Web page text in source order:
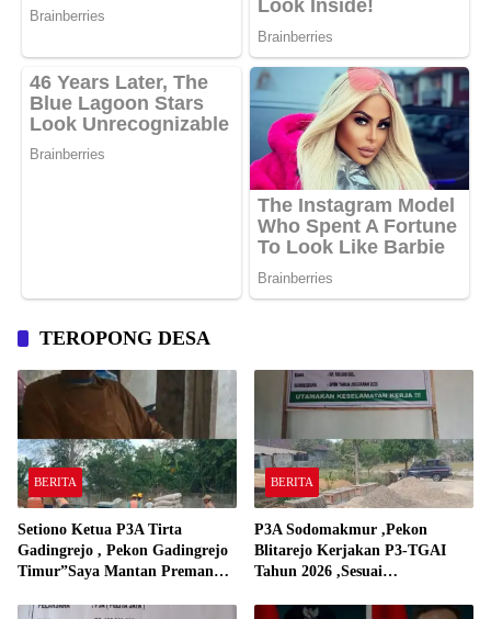
TEROPONG DESA
BERITA
Setiono Ketua P3A Tirta
Gadingrejo , Pekon Gadingrejo
Timur”Saya Mantan Preman
Gadingrejo Tahun 2000″
BERITA
P3A Sodomakmur ,Pekon
Blitarejo Kerjakan P3-TGAI
Tahun 2026 ,Sesuai